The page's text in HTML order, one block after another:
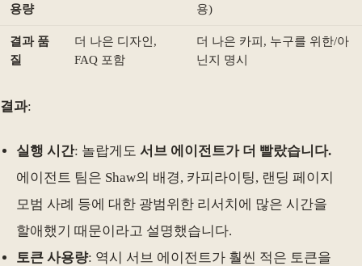
용량
용)
결과 품
질
더 나은 디자인,
FAQ 포함
더 나은 카피, 누구를 위한/아
닌지 명시
결과:
실행 시간: 놀랍게도 서브 에이전트가 더 빨랐습니다.
에이전트 팀은 Shaw의 배경, 카피라이팅, 랜딩 페이지
모범 사례 등에 대한 광범위한 리서치에 많은 시간을
할애했기 때문이라고 설명했습니다.
토큰 사용량: 역시 서브 에이전트가 훨씬 적은 토큰을